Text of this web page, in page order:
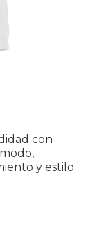
con
y estilo